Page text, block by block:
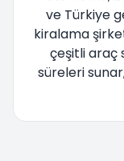
ve Türkiye
kiralama
çeşitli araç
süreleri